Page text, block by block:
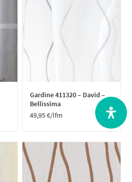
Gardine 411320 – David –
Bellissima
49,95€/lfm